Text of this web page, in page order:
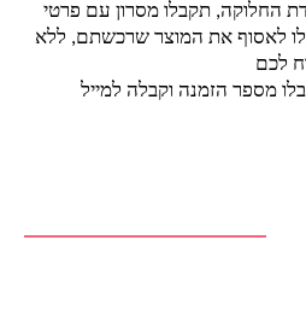
החלוקה, תקבלו מסרון עם פרטי
לאסוף את המוצר שרכשתם, ללא
לכם
מספר הזמנה וקבלה למייל